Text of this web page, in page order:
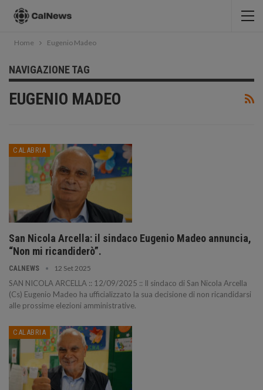
Home Eugenio Madeo
NAVIGAZIONE TAG
EUGENIO MADEO
CALABRIA
San Nicola Arcella: il sindaco Eugenio Madeo annuncia,
“Non mi ricandiderò”.
CALNEWS 12 Set 2025
SAN NICOLA ARCELLA :: 12/09/2025 :: Il sindaco di San Nicola Arcella
(Cs) Eugenio Madeo ha ufficializzato la sua decisione di non ricandidarsi
alle prossime elezioni amministrative.
CALABRIA